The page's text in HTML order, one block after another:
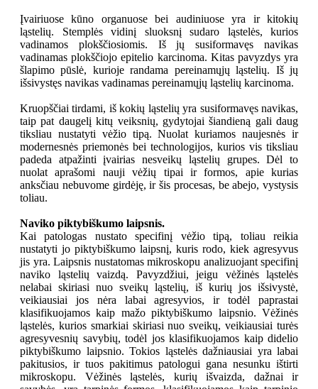
Įvairiuose kūno organuose bei audiniuose yra ir kitokių
ląstelių. Stemplės vidinį sluoksnį sudaro ląstelės, kurios
vadinamos plokščiosiomis. Iš jų susiformavęs navikas
vadinamas plokščiojo epitelio karcinoma. Kitas pavyzdys yra
šlapimo pūslė, kurioje randama pereinamųjų ląstelių. Iš jų
išsivystęs navikas vadinamas pereinamųjų ląstelių karcinoma.
Kruopščiai tirdami, iš kokių ląstelių yra susiformavęs navikas,
taip pat daugelį kitų veiksnių, gydytojai šiandieną gali daug
tiksliau nustatyti vėžio tipą. Nuolat kuriamos naujesnės ir
modernesnės priemonės bei technologijos, kurios vis tiksliau
padeda atpažinti įvairias nesveikų ląstelių grupes. Dėl to
nuolat aprašomi nauji vėžių tipai ir formos, apie kurias
anksčiau nebuvome girdėję, ir šis procesas, be abejo, vystysis
toliau.
Naviko piktybiškumo laipsnis.
Kai patologas nustato specifinį vėžio tipą, toliau reikia
nustatyti jo piktybiškumo laipsnį, kuris rodo, kiek agresyvus
jis yra. Laipsnis nustatomas mikroskopu analizuojant specifinį
naviko ląstelių vaizdą. Pavyzdžiui, jeigu vėžinės ląstelės
nelabai skiriasi nuo sveikų ląstelių, iš kurių jos išsivystė,
veikiausiai jos nėra labai agresyvios, ir todėl paprastai
klasifikuojamos kaip mažo piktybiškumo laipsnio. Vėžinės
ląstelės, kurios smarkiai skiriasi nuo sveikų, veikiausiai turės
agresyvesnių savybių, todėl jos klasifikuojamos kaip didelio
piktybiškumo laipsnio. Tokios ląstelės dažniausiai yra labai
pakitusios, ir tuos pakitimus patologui gana nesunku ištirti
mikroskopu. Vėžinės ląstelės, kurių išvaizda, dažnai ir